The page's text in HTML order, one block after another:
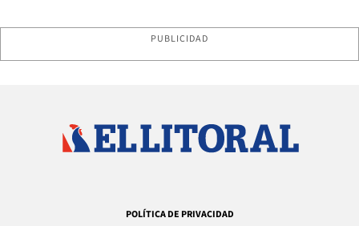
PUBLICIDAD
POLÍTICA DE PRIVACIDAD